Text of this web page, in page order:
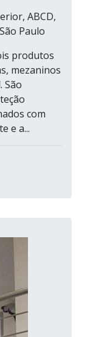
ABCD,
Paulo
produtos
mezaninos
São
com
e a...